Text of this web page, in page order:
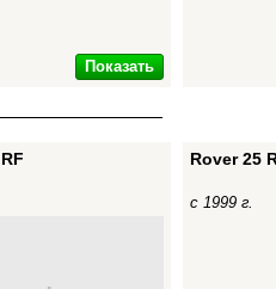
Показать
Rover 25
с 1999 г.